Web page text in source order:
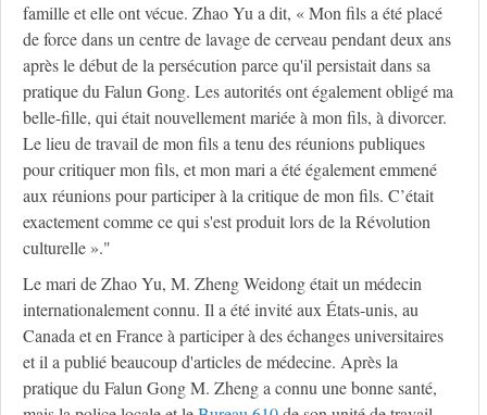
famille et elle ont vécue. Zhao Yu a dit, « Mon fils a été placé
de force dans un centre de lavage de cerveau pendant deux ans
après le début de la persécution parce qu'il persistait dans sa
pratique du Falun Gong. Les autorités ont également obligé ma
belle-fille, qui était nouvellement mariée à mon fils, à divorcer.
Le lieu de travail de mon fils a tenu des réunions publiques
pour critiquer mon fils, et mon mari a été également emmené
aux réunions pour participer à la critique de mon fils. C’était
exactement comme ce qui s'est produit lors de la Révolution
culturelle »."
Le mari de Zhao Yu, M. Zheng Weidong était un médecin
internationalement connu. Il a été invité aux États-unis, au
Canada et en France à participer à des échanges universitaires
et il a publié beaucoup d'articles de médecine. Après la
pratique du Falun Gong M. Zheng a connu une bonne santé,